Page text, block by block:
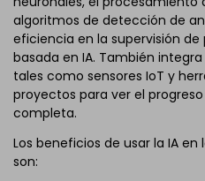
algoritmos de detección de
eficiencia en la supervisión
basada en IA. También
tales como sensores IoT y
proyectos para ver el
completa.
Los beneficios de usar la IA
son: